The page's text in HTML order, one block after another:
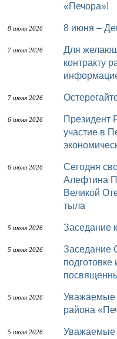
«Печора»!
8 июня 2026 8 июня –
7 июня 2026
Для желающих поступить на службу по
контракту
7 июня 2026
6 июня 2026
Президент России Владимир Путин примет
участие в
6 июня 2026
Сегодня свой 97-й день рождения отмечает
Алефтина
Великой
тыла
5 июня 2026 Заседание
5 июня 2026
Заседание Организационного комитета по
5 июня 2026
Уважаемые жители и гости муниципального
района
5 июня 2026
Уважаемые жители и гости муниципального